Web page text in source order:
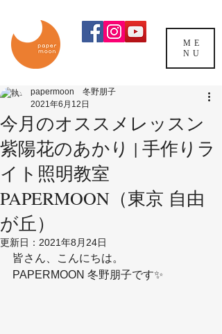
ME
NU
今月のオススメレッスン
紫陽花のあかり | 手作りラ
イト照明教室
PAPERMOON（東京 自由
が丘）
papermoon 冬野朋子
2021年6月12日
更新日： 2021年8月24日
皆さん、こんにちは。
PAPERMOON 冬野朋子です✨